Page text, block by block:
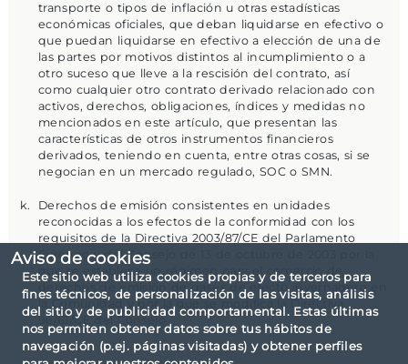
Aviso de cookies
Este sitio web utiliza cookies propias y de terceros para
fines técnicos, de personalización de las visitas, análisis
del sitio y de publicidad comportamental. Estas últimas
nos permiten obtener datos sobre tus hábitos de
navegación (p.ej. páginas visitadas) y obtener perfiles
transporte o tipos de inflación u otras estadísticas
económicas oficiales, que deban liquidarse en efectivo o
que puedan liquidarse en efectivo a elección de una de
las partes por motivos distintos al incumplimiento o a
otro suceso que lleve a la rescisión del contrato, así
como cualquier otro contrato derivado relacionado con
activos, derechos, obligaciones, índices y medidas no
mencionados en este artículo, que presentan las
características de otros instrumentos financieros
derivados, teniendo en cuenta, entre otras cosas, si se
negocian en un mercado regulado, SOC o SMN.
Derechos de emisión consistentes en unidades
reconocidas a los efectos de la conformidad con los
requisitos de la Directiva 2003/87/CE del Parlamento
Europeo y del Consejo de 13 de octubre de 2003 por la
que se establece un régimen para el comercio de
derechos de emisión de gases de efecto invernadero en
la Comunidad y por la que se modifica la Directiva
96/61/CE del Consejo.